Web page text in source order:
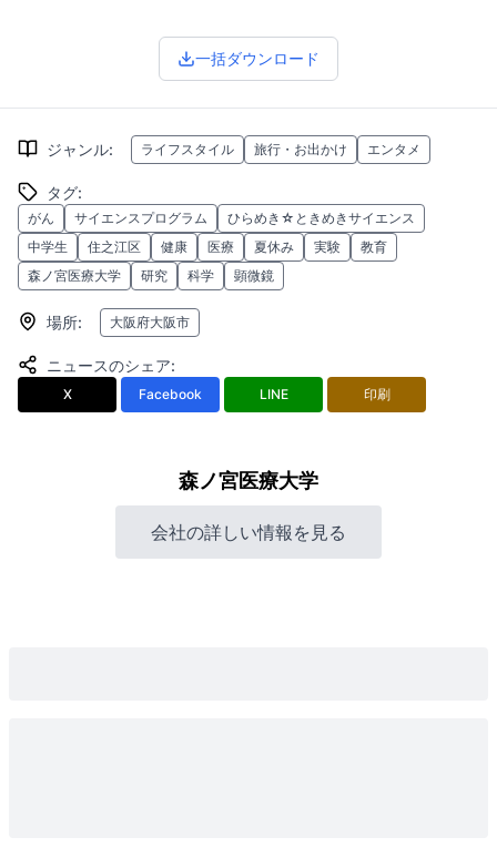
一括ダウンロード
ジャンル: ライフスタイル 旅行・お出かけ エンタメ
タグ:
がん サイエンスプログラム
ひらめき☆ときめきサイエンス
中学生
住之江区 健康 医療 夏休み 実験
教育
森ノ宮医療大学
研究 科学 顕微鏡
場所: 大阪府大阪市
ニュースのシェア:
X Facebook LINE 印刷
森ノ宮医療大学
会社の詳しい情報を見る